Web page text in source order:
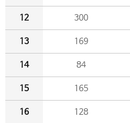
12 300
13 169
14 84
15 165
16 128